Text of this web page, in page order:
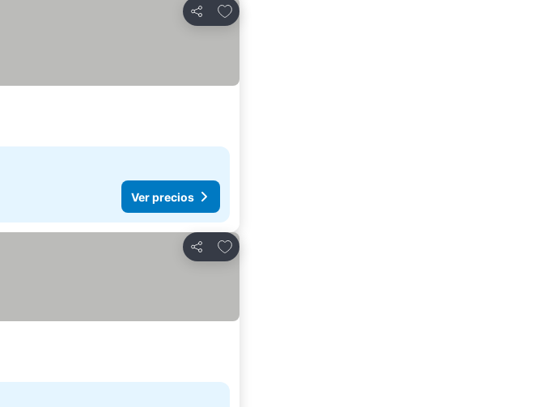
Compartir
Agregar a favoritos
Ver precios
Compartir
Agregar a favoritos